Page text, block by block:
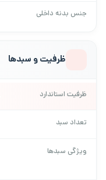
جنس بدنه داخلی
ظرفیت و سبدها
ظرفیت استاندارد
تعداد سبد
ویژگی سبدها